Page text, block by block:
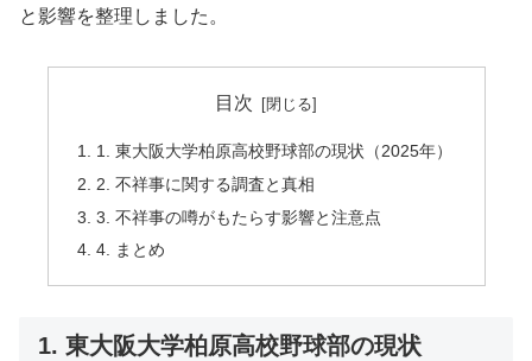
と影響を整理しました。
目次
1. 東大阪大学柏原高校野球部の現状（2025年）
2. 不祥事に関する調査と真相
3. 不祥事の噂がもたらす影響と注意点
4. まとめ
1. 東大阪大学柏原高校野球部の現状